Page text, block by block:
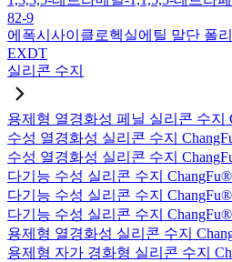
82-9
에폭시사이클로헥실에틸 말단 폴
EXDT
실리콘 수지
용제형 열경화성 페닐 실리콘 수지
수성 열경화성 실리콘 수지
수성 열경화성 실리콘 수지
다기능 수성 실리콘 수지 ChangFu®
다기능 수성 실리콘 수지 ChangFu®
다기능 수성 실리콘 수지 ChangFu®
용제형 열경화성 실리콘 수지
용제형 자가 경화형 실리콘 수지